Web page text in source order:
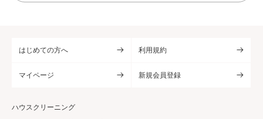
はじめての方へ 利用規約
マイページ 新規会員登録
ハウスクリーニング